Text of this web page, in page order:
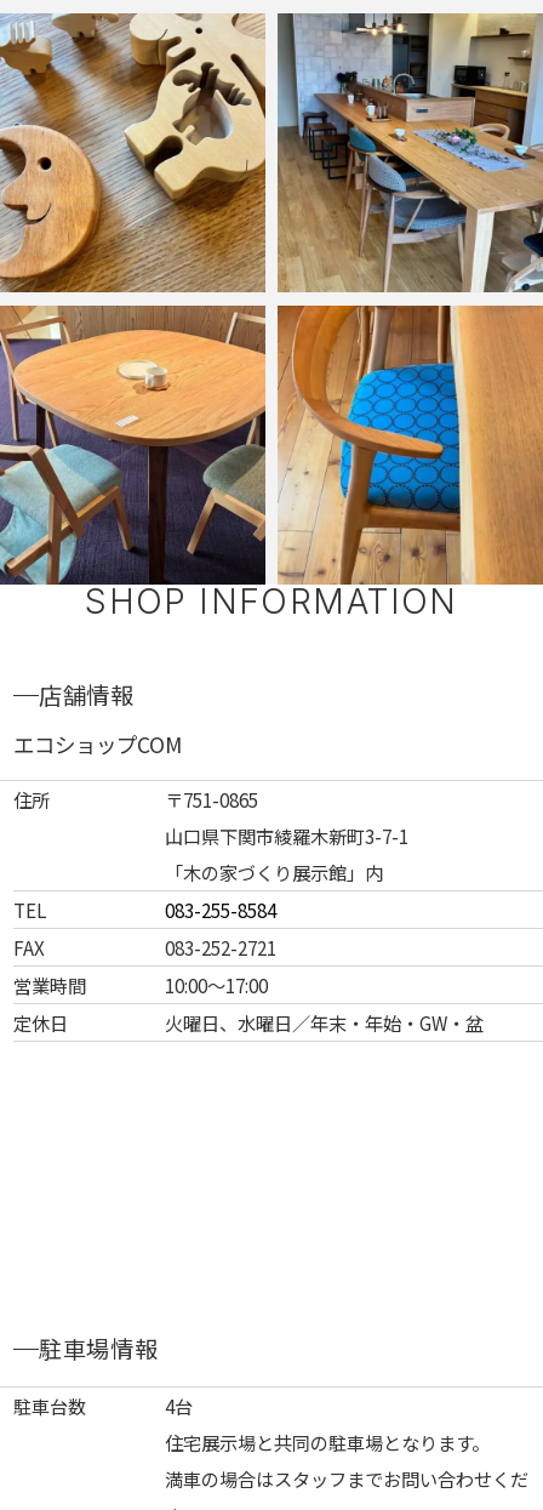
SHOP INFORMATION
店舗情報
エコショップCOM
住所
〒751-0865
山口県下関市綾羅木新町3-7-1
「木の家づくり展示館」内
TEL
083-255-8584
FAX
083-252-2721
営業時間
10:00～17:00
定休日
火曜日、水曜日／年末・年始・GW・盆
駐車場情報
駐車台数
4台
住宅展示場と共同の駐車場となります。
満車の場合はスタッフまでお問い合わせくだ